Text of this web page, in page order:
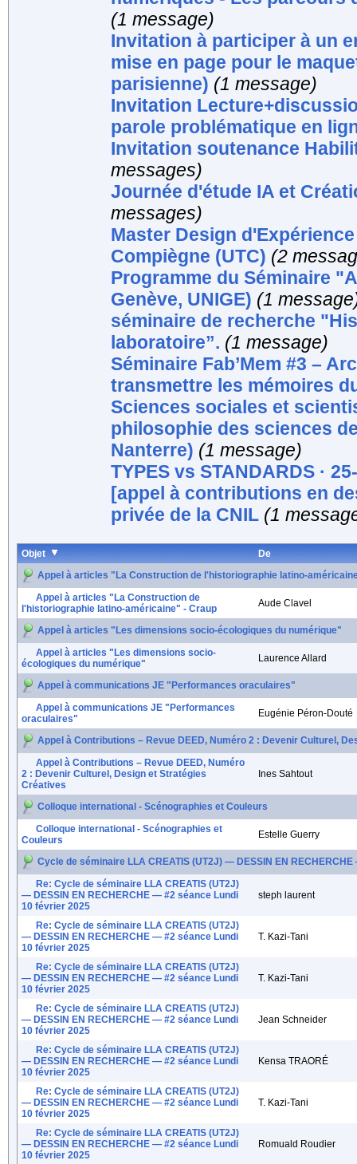
(1 message)
Invitation à participer à un
mise en page pour le
parisienne) (1 message)
Invitation
parole problématique en
Invitation soutenance
messages)
Journée d'étude IA et
messages)
Master Design
Compiègne (UTC) (2
Programme du Séminaire
Genève, UNIGE) (1
séminaire de recherche
laboratoire”. (1 message)
Séminaire Fab’Mem #3 –
transmettre les mémoires
Sciences sociales et
philosophie des sciences
Nanterre) (1 message)
TYPES vs STANDARDS ·
[appel à contributions en
privée de la CNIL (1
Objet
De
Appel à articles "La Construction de l'historiographie latino-
Appel à articles "La Construction de
l'historiographie latino-américaine" - Craup
Aude Clavel
Appel à articles "Les dimensions socio-écologiques du numérique"
Appel à articles "Les dimensions socio-
écologiques du numérique"
Laurence Allard
Appel à communications JE "Performances oraculaires"
Appel à communications JE "Performances
oraculaires"
Eugénie Péron-Douté
Appel à Contributions – Revue DEED, Numéro 2 : Devenir Culturel,
Appel à Contributions – Revue DEED, Numéro
2 : Devenir Culturel, Design et Stratégies
Créatives
Ines Sahtout
Colloque international - Scénographies et Couleurs
Colloque international - Scénographies et
Couleurs
Estelle Guerry
Cycle de séminaire LLA CREATIS (UT2J) — DESSIN EN
Re: Cycle de séminaire LLA CREATIS (UT2J)
— DESSIN EN RECHERCHE — #2 séance Lundi
10 février 2025
steph laurent
Re: Cycle de séminaire LLA CREATIS (UT2J)
— DESSIN EN RECHERCHE — #2 séance Lundi
10 février 2025
T. Kazi-Tani
Re: Cycle de séminaire LLA CREATIS (UT2J)
— DESSIN EN RECHERCHE — #2 séance Lundi
10 février 2025
T. Kazi-Tani
Re: Cycle de séminaire LLA CREATIS (UT2J)
— DESSIN EN RECHERCHE — #2 séance Lundi
10 février 2025
Jean Schneider
Re: Cycle de séminaire LLA CREATIS (UT2J)
— DESSIN EN RECHERCHE — #2 séance Lundi
10 février 2025
Kensa TRAORÉ
Re: Cycle de séminaire LLA CREATIS (UT2J)
— DESSIN EN RECHERCHE — #2 séance Lundi
10 février 2025
T. Kazi-Tani
Re: Cycle de séminaire LLA CREATIS (UT2J)
— DESSIN EN RECHERCHE — #2 séance Lundi
10 février 2025
Romuald Roudier